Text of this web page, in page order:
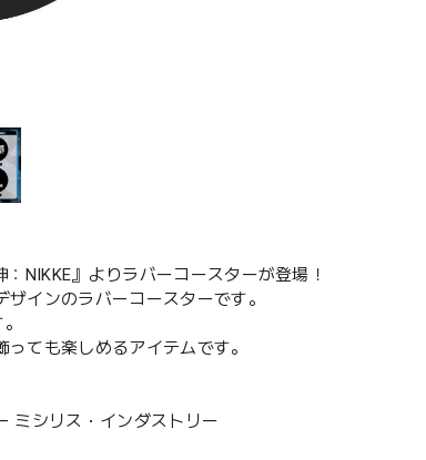
NIKKE』よりラバーコースターが登場！
インのラバーコースターです。
ても楽しめるアイテムです。
ミシリス・インダストリー